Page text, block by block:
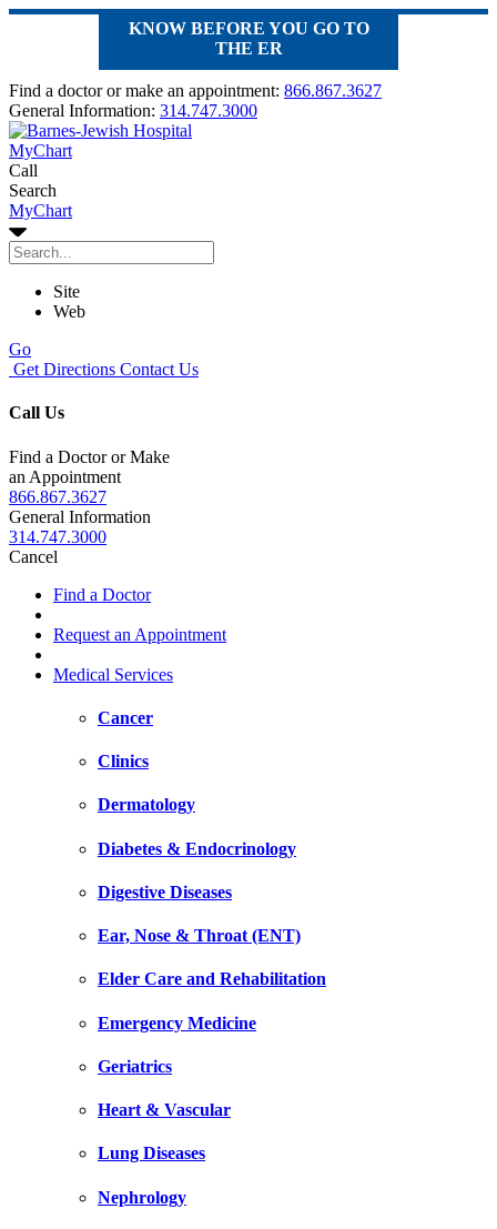
KNOW BEFORE YOU GO TO
THE ER
Find a doctor or make an appointment: 866.867.3627
General Information: 314.747.3000
MyChart
Call
Search
MyChart
Site
Web
Go
Get Directions Contact Us
Call Us
Find a Doctor or Make
an Appointment
866.867.3627
General Information
314.747.3000
Cancel
Find a Doctor
Request an Appointment
Medical Services
Cancer
Clinics
Dermatology
Diabetes & Endocrinology
Digestive Diseases
Ear, Nose & Throat (ENT)
Elder Care and Rehabilitation
Emergency Medicine
Geriatrics
Heart & Vascular
Lung Diseases
Nephrology